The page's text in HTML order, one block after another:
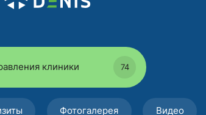
клиники 74
Фотогалерея Видео